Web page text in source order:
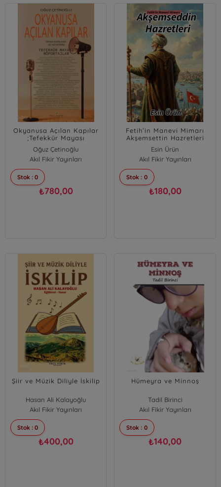
Okyanusa Açılan Kapılar
;Tefekkür Mayası
Röportajlar
Oğuz Çetinoğlu
Akıl Fikir Yayınları
Stok : 0
₺780,00
Fetih’in Manevi Mimarı
Akşemsettin Hazretleri
Esin Ürün
Akıl Fikir Yayınları
Stok : 0
₺180,00
Şiir ve Müzik Diliyle İskilip
Hasan Ali Kalayoğlu
Akıl Fikir Yayınları
Stok : 0
₺400,00
Hümeyra ve Minnoş
Tadil Birinci
Akıl Fikir Yayınları
Stok : 0
₺140,00